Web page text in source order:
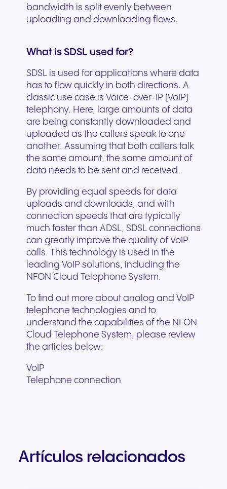
bandwidth is split evenly between
uploading and downloading flows.
What is SDSL used for?
SDSL is used for applications where data
has to flow quickly in both directions. A
classic use case is Voice-over-IP (VoIP)
telephony. Here, large amounts of data
are being constantly downloaded and
uploaded as the callers speak to one
another. Assuming that both callers talk
the same amount, the same amount of
data needs to be sent and received.
By providing equal speeds for data
uploads and downloads, and with
connection speeds that are typically
much faster than ADSL, SDSL connections
can greatly improve the quality of VoIP
calls. This technology is used in the
leading VoIP solutions, including the
NFON Cloud Telephone System.
To find out more about analog and VoIP
telephone technologies and to
understand the capabilities of the NFON
Cloud Telephone System, please review
the articles below:
VoIP
Telephone connection
Artículos relacionados